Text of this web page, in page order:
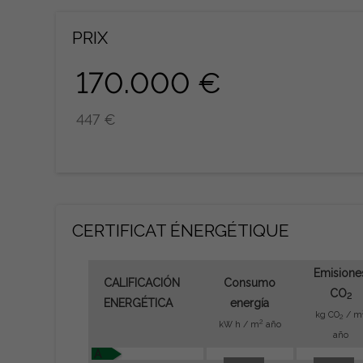
PRIX
170.000 €
447 €
CERTIFICAT ÉNERGÉTIQUE
CALIFICACIÓN
ENERGÉTICA
Consumo
energía
kW h / m 2 año
CO2
kg CO2 / m
año
A